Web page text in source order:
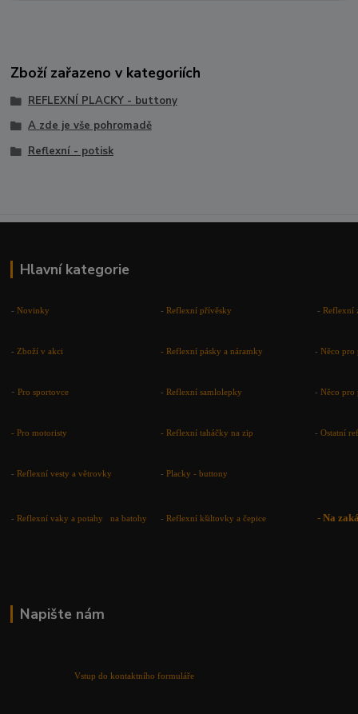
Zboží zařazeno v kategoriích
REFLEXNÍ PLACKY - buttony
A zde je vše pohromadě
Reflexní - potisk
Hlavní kategorie
-Novinky -Reflexní přívěsky -Reflexní
- Zboží v akci -Reflexní pásky a náramky -Něco pro
-Pro sportovce -Reflexní samlolepky -Něco pro
- Pro motoristy -Reflexní taháčky na zip -Ostatní
-Reflexní vesty a větrovky -Placky - buttony
-Reflexní vaky a potahy na batohy -Reflexní kšiltovky a čepice -Na
Napište nám
Vstup do kontaktního formuláře